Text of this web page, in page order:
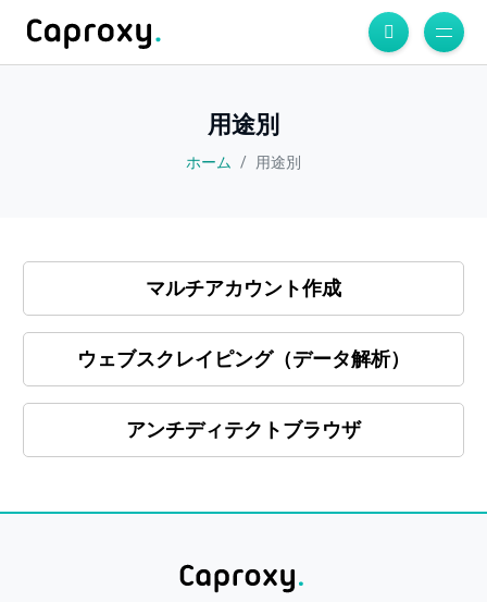
用途別
ホーム 用途別
マルチアカウント作成
ウェブスクレイピング（データ解析）
アンチディテクトブラウザ